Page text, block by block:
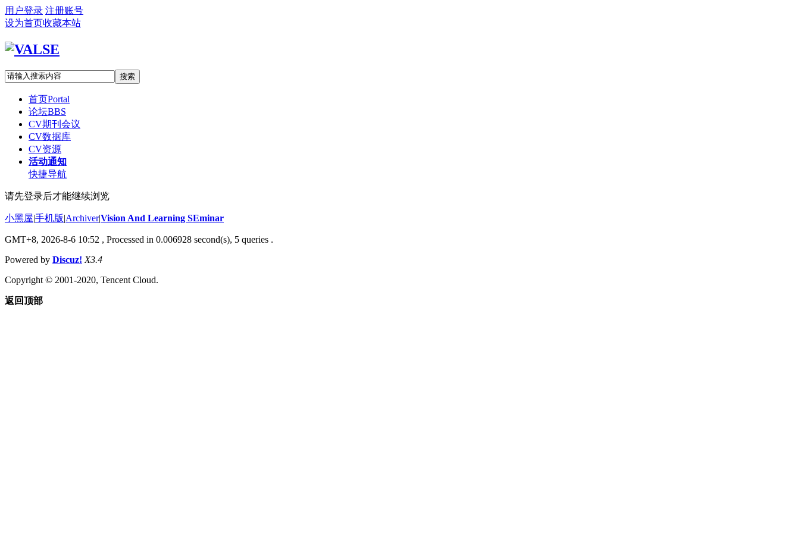
用户登录 注册账号
设为首页收藏本站
搜索
首页Portal
论坛BBS
CV期刊会议
CV数据库
CV资源
活动通知
快捷导航
请先登录后才能继续浏览
小黑屋|手机版|Archiver|Vision And Learning SEminar
GMT+8, 2026-8-6 10:52 , Processed in 0.006928 second(s), 5 queries .
Powered by Discuz! X3.4
Copyright © 2001-2020, Tencent Cloud.
返回顶部